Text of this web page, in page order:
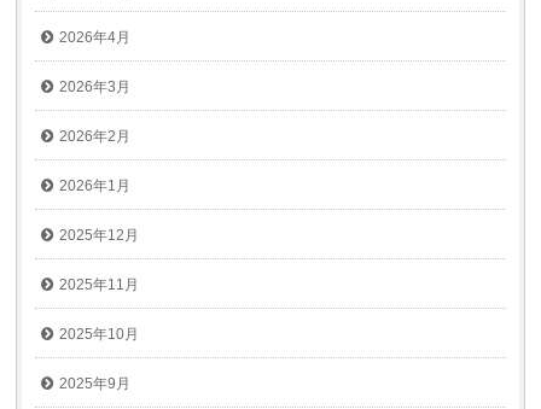
2026年4月
2026年3月
2026年2月
2026年1月
2025年12月
2025年11月
2025年10月
2025年9月